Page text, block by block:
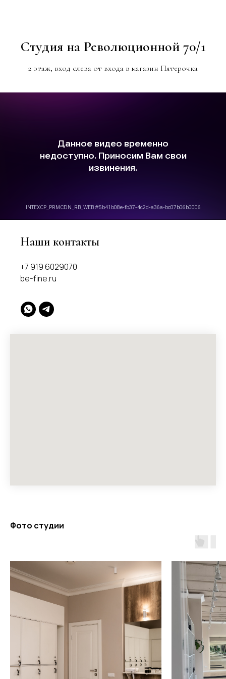
Студия на Революционной 70/1
2 этаж, вход слева от входа в магазин Пятерочка
Наши контакты
+7 919 6029070
be-fine.ru
Фото студии